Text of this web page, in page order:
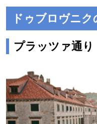
ドゥブロヴニク
プラッツァ通り